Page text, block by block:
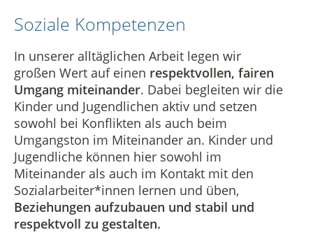
Soziale Kompetenzen
In unserer alltäglichen Arbeit legen wir
großen Wert auf einen respektvollen, fairen
Umgang miteinander. Dabei begleiten wir die
Kinder und Jugendlichen aktiv und setzen
sowohl bei Konflikten als auch beim
Umgangston im Miteinander an. Kinder und
Jugendliche können hier sowohl im
Miteinander als auch im Kontakt mit den
Sozialarbeiter*innen lernen und üben,
Beziehungen aufzubauen und stabil und
respektvoll zu gestalten.